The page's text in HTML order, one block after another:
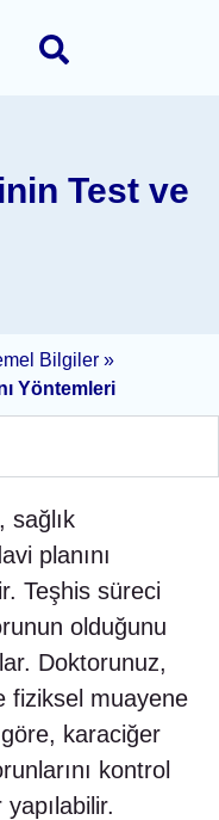
Test ve
Bilgiler »
Yöntemleri
sağlık
planını
Teşhis süreci
olduğunu
Doktorunuz,
fiziksel muayene
karaciğer
kontrol